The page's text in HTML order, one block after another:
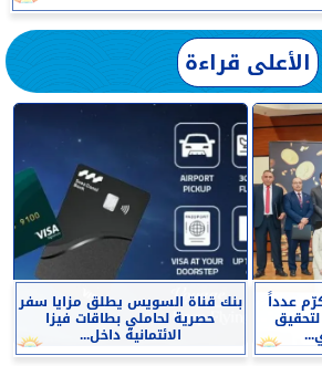
الأعلى قراءة
عدداً بنك قناة السويس يطلق مزايا سفر
حصرية لحاملي بطاقات فيزا
الائتمانية داخل...